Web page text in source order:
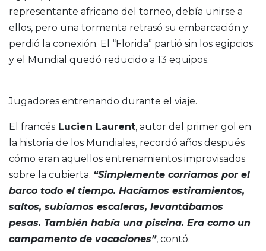
representante africano del torneo, debía unirse a
ellos, pero una tormenta retrasó su embarcación y
perdió la conexión. El “Florida” partió sin los egipcios
y el Mundial quedó reducido a 13 equipos.
Jugadores entrenando durante el viaje.
El francés Lucien Laurent, autor del primer gol en
la historia de los Mundiales, recordó años después
cómo eran aquellos entrenamientos improvisados
sobre la cubierta. “Simplemente corríamos por el
barco todo el tiempo. Hacíamos estiramientos,
saltos, subíamos escaleras, levantábamos
pesas. También había una piscina. Era como un
campamento de vacaciones”, contó.